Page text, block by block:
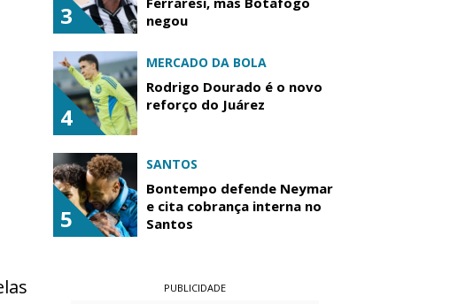
3
negou
4
MERCADO DA BOLA
Rodrigo Dourado é o novo
reforço do Juárez
5
SANTOS
Bontempo defende Neymar
e cita cobrança interna no
Santos
PUBLICIDADE